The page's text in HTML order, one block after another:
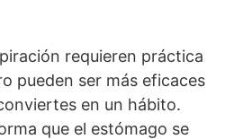
requieren práctica
pueden ser más eficaces
en un hábito.
que el estómago se